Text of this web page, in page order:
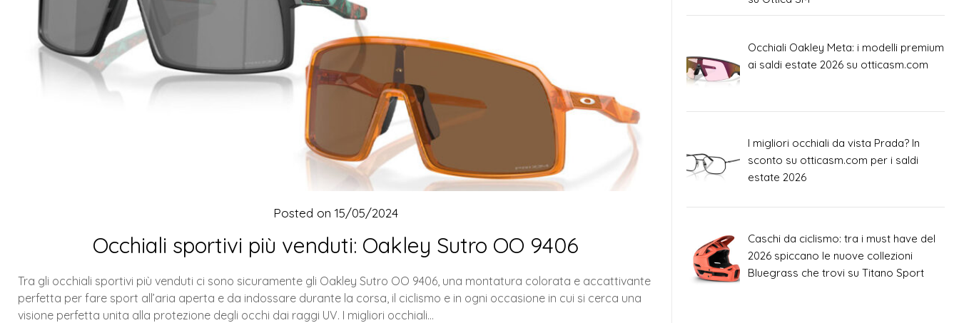
Occhiali sportivi più venduti: Oakley Sutro OO 9406
Posted on 15/05/2024
Tra gli occhiali sportivi più venduti ci sono sicuramente gli Oakley Sutro OO 9406, una montatura colorata e accattivante
perfetta per fare sport all’aria aperta e da indossare durante la corsa, il ciclismo e in ogni occasione in cui si cerca una
visione perfetta unita alla protezione degli occhi dai raggi UV. I migliori occhiali…
Occhiali Oakley Meta: i modelli premium
ai saldi estate 2026 su otticasm.com
I migliori occhiali da vista Prada? In
sconto su otticasm.com per i saldi
estate 2026
Caschi da ciclismo: tra i must have del
2026 spiccano le nuove collezioni
Bluegrass che trovi su Titano Sport